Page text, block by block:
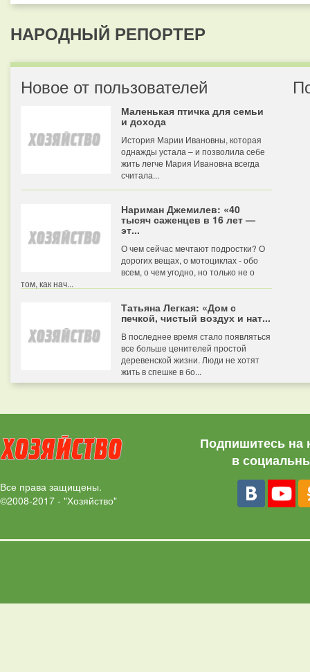
НАРОДНЫЙ РЕПОРТЕР
Новое от пользователей
Маленькая птичка для семьи
и дохода
История Марии Ивановны, которая
однажды устала – и позволила себе
жить легче Мария Ивановна всегда
считала...
Нариман Джемилев: «40
тысяч саженцев в 16 лет —
эт...
О чем сейчас мечтают подростки? О
дорогих вещах, о мотоциклах - обо
всем, о чем угодно, но только не о
том, как нач...
Татьяна Легкая: «Дом с
печкой, чистый воздух и нат...
В последнее время стало появляться
все больше ценителей простой
деревенской жизни. Люди не хотят
жить в спешке в бо...
Все права защищены.
©2008-2017 - "Хозяйство"
Подпишитесь на
в